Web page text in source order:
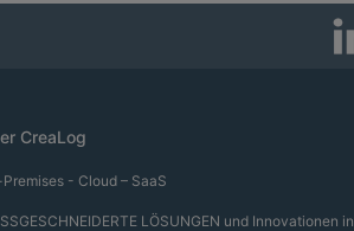
CreaLog
- Cloud – SaaS
LÖSUNGEN und Innovationen in